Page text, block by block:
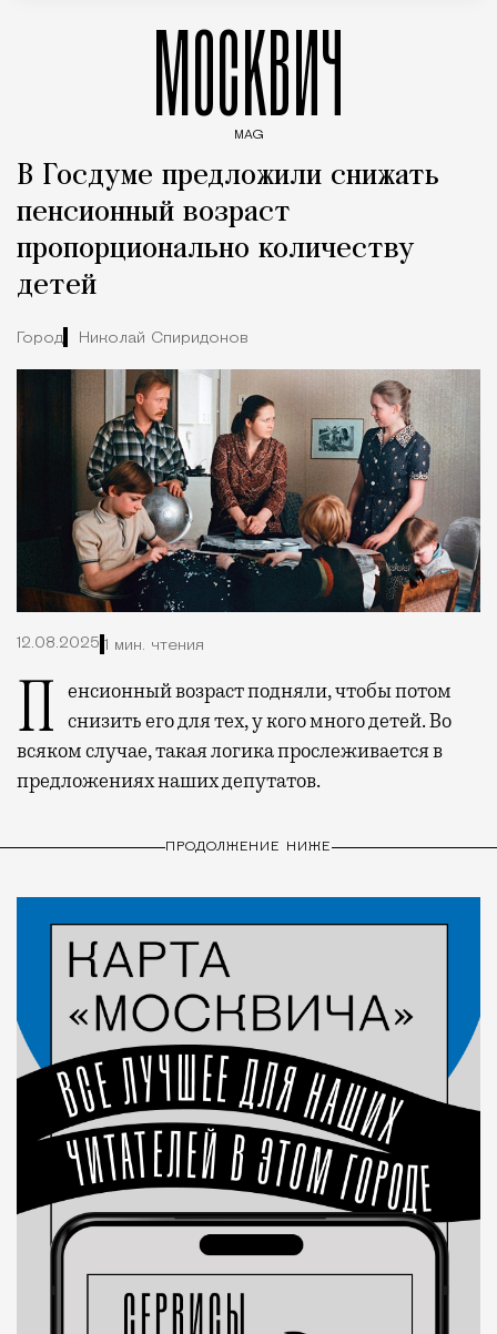
МОСКВИЧ
MAG
В Госдуме предложили снижать
пенсионный возраст
пропорционально количеству
детей
Город Николай Спиридонов
12.08.2025 1 мин. чтения
Пенсионный возраст подняли, чтобы потом снизить его для тех, у кого много детей. Во
всяком случае, такая логика прослеживается в
предложениях наших депутатов.
ПРОДОЛЖЕНИЕ НИЖЕ